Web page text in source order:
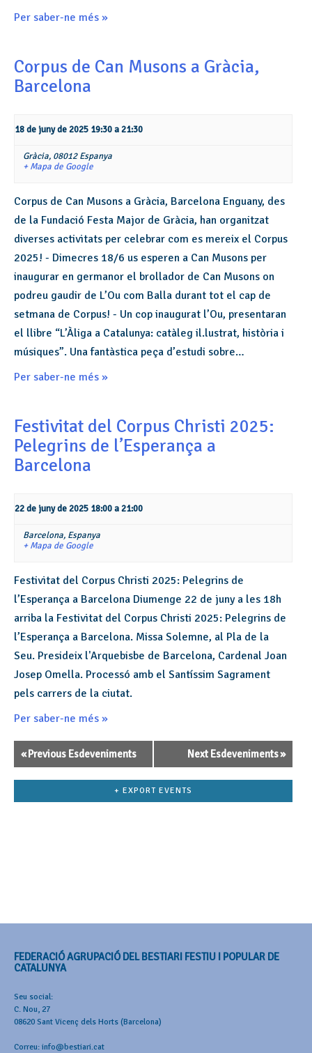
Per saber-ne més »
Corpus de Can Musons a Gràcia,
Barcelona
18 de juny de 2025 19:30a21:30
Gràcia, 08012Espanya
+ Mapa de Google
Corpus de Can Musons a Gràcia, Barcelona Enguany, des
de la Fundació Festa Major de Gràcia, han organitzat
diverses activitats per celebrar com es mereix el Corpus
2025! - Dimecres 18/6 us esperen a Can Musons per
inaugurar en germanor el brollador de Can Musons on
podreu gaudir de L’Ou com Balla durant tot el cap de
setmana de Corpus! - Un cop inaugurat l’Ou, presentaran
el llibre “L’Àliga a Catalunya: catàleg il.lustrat, història i
músiques”. Una fantàstica peça d’estudi sobre…
Per saber-ne més »
Festivitat del Corpus Christi 2025:
Pelegrins de l’Esperança a
Barcelona
22 de juny de 2025 18:00a21:00
Barcelona, Espanya
+ Mapa de Google
Festivitat del Corpus Christi 2025: Pelegrins de
l’Esperança a Barcelona Diumenge 22 de juny a les 18h
arriba la Festivitat del Corpus Christi 2025: Pelegrins de
l’Esperança a Barcelona. Missa Solemne, al Pla de la
Seu. Presideix l'Arquebisbe de Barcelona, Cardenal Joan
Josep Omella. Processó amb el Santíssim Sagrament
pels carrers de la ciutat.
Per saber-ne més »
Navegació
d'Esdeveniments
«Previous Esdeveniments Next Esdeveniments»
+ EXPORT EVENTS
FEDERACIÓ AGRUPACIÓ DEL BESTIARI FESTIU I POPULAR DE
CATALUNYA
Seu social:
C. Nou, 27
08620 Sant Vicenç dels Horts (Barcelona)
Correu: info@bestiari.cat